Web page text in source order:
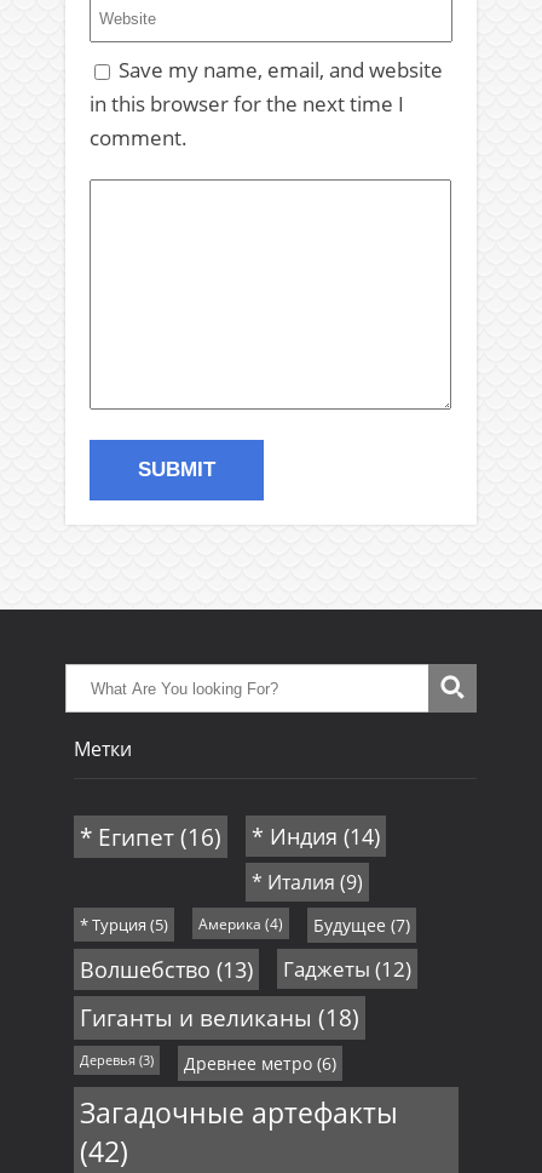
Save my name, email, and website
in this browser for the next time I
comment.
Метки
* Египет(16) * Индия (14)
* Италия (9)
* Турция (5) Америка (4) Будущее (7)
Волшебство (13) Гаджеты (12)
Гиганты и великаны (18)
Деревья(3) Древнее метро(6)
Загадочные артефакты
(42)